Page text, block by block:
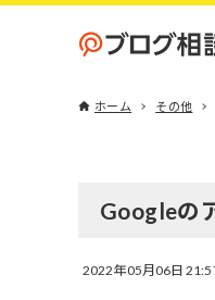
ホーム その他
Googleの
2022年05月06日